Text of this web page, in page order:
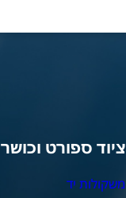
ציוד ספורט וכושר
משקולות יד